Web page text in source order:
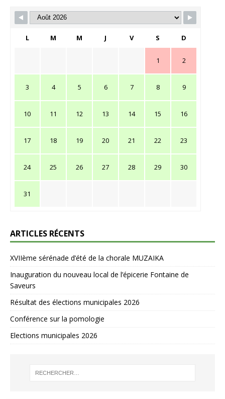
L M M J V S D
1 2
3 4 5 6 7 8 9
10 11 12 13 14 15 16
17 18 19 20 21 22 23
24 25 26 27 28 29 30
31
ARTICLES RÉCENTS
XVIIème sérénade d’été de la chorale MUZAIKA
Inauguration du nouveau local de l’épicerie Fontaine de
Saveurs
Résultat des élections municipales 2026
Conférence sur la pomologie
Elections municipales 2026